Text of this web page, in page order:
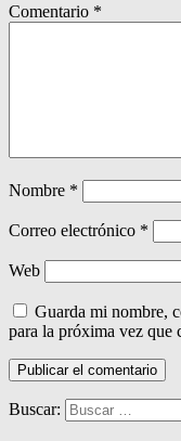
Comentario *
Nombre *
Correo electrónico *
Web
Guarda mi nombre,
para la próxima vez que
Buscar: